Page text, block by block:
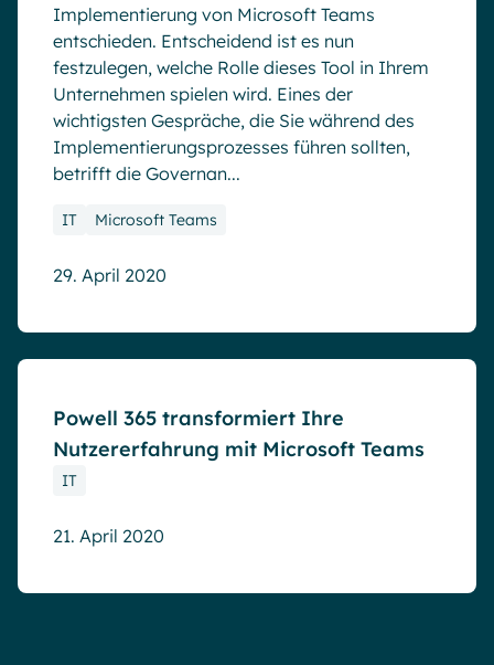
Implementierung von Microsoft Teams
entschieden. Entscheidend ist es nun
festzulegen, welche Rolle dieses Tool in Ihrem
Unternehmen spielen wird. Eines der
wichtigsten Gespräche, die Sie während des
Implementierungsprozesses führen sollten,
betrifft die Governan...
IT Microsoft Teams
29. April 2020
Powell 365 transformiert Ihre
Nutzererfahrung mit Microsoft Teams
IT
21. April 2020